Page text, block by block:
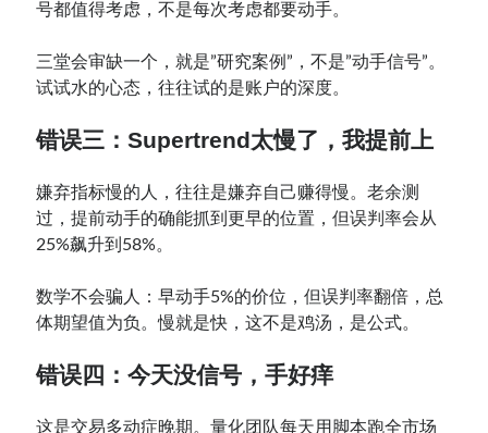
号都值得考虑，不是每次考虑都要动手。
三堂会审缺一个，就是”研究案例”，不是”动手信号”。
试试水的心态，往往试的是账户的深度。
错误三：Supertrend太慢了，我提前上
嫌弃指标慢的人，往往是嫌弃自己赚得慢。老余测
过，提前动手的确能抓到更早的位置，但误判率会从
25%飙升到58%。
数学不会骗人：早动手5%的价位，但误判率翻倍，总
体期望值为负。慢就是快，这不是鸡汤，是公式。
错误四：今天没信号，手好痒
这是交易多动症晚期。量化团队每天用脚本跑全市场